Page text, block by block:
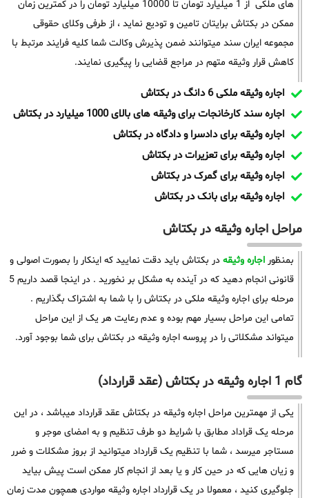
های ملکی از 1 میلیارد تومان تا 10000 میلیارد تومان را در کمترین زمان
ممکن در بکتاش برایتان تامین و تودیع نماید ، از طرفی وکلای حقوقی
مجموعه ایران سند میتوانند ضمن پذیرش وکالت شما کلیه فرایند مرتبط با
کاهش قرار وثیقه متهم در مراجع قضایی را پیگیری نمایند.
اجاره وثیقه ملکی 6 دانگ در بکتاش
اجاره سند کارخانجات برای وثیقه های بالای 1000 میلیارد در بکتاش
اجاره وثیقه برای دادسرا و دادگاه در بکتاش
اجاره وثیقه برای تعزیرات در بکتاش
اجاره وثیقه برای گمرک در بکتاش
اجاره وثیقه برای بانک در بکتاش
مراحل اجاره وثیقه در بکتاش
بمنظور اجاره وثیقه در بکتاش باید دقت نمایید که اینکار را بصورت اصولی و
قانونی انجام دهید که در آینده به مشکل بر نخورید . در اینجا قصد داریم 5
مرحله برای اجاره وثیقه ملکی در بکتاش را با شما به اشتراک بگذاریم .
تمامی این مراحل بسیار مهم بوده و عدم رعایت هر یک از این مراحل
میتواند مشکلاتی را در پروسه اجاره وثیقه در بکتاش برای شما بوجود آورد.
گام 1 اجاره وثیقه در بکتاش (عقد قرارداد)
یکی از مهمترین مراحل اجاره وثیقه در بکتاش عقد قرارداد میباشد ، در این
مرحله یک قراداد مطابق با شرایط دو طرف تنظیم و به امضای موجر و
مستاجر میرسد ، شما با تنظیم یک قرارداد میتوانید از بروز مشکلات و ضرر
و زیان هایی که در حین کار و یا بعد از انجام کار ممکن است پیش بیاید
جلوگیری کنید ، معمولا در یک قرارداد اجاره وثیقه مواردی همچون مدت زمان